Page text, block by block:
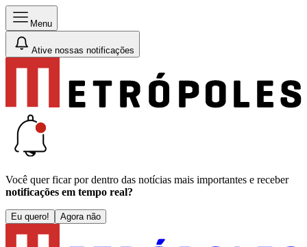
Menu
Ative nossas notificações
Você quer ficar por dentro das notícias mais importantes e receber
notificações em tempo real?
Eu quero! Agora não